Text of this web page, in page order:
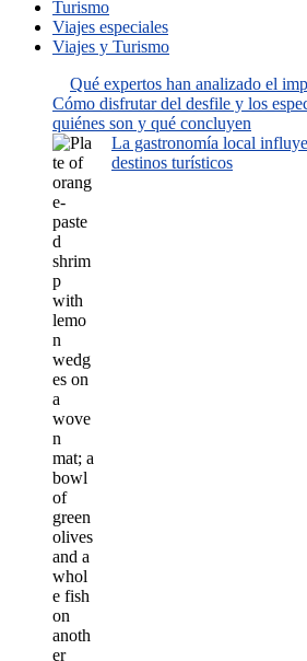
Turismo
Viajes especiales
Viajes y Turismo
Qué expertos han analizado el
Cómo disfrutar del desfile y los
quiénes son y qué concluyen
La gastronomía local
destinos turísticos